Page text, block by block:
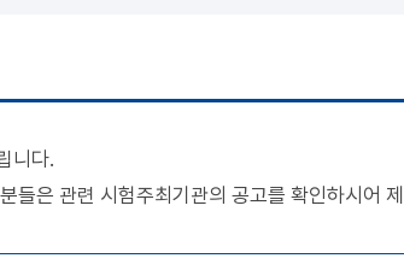
니다.
들은 관련 시험주최기관의 공고를 확인하시어